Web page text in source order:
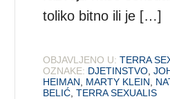
toliko bitno ili je […]
OBJAVLJENO U: TERRA
OZNAKE: DJETINSTVO ,
HEIMAN
MARTY KLEIN
BELIĆ ,TERRA SEXUALIS